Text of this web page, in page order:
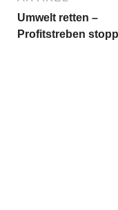
Umwelt retten –
Profitstreben